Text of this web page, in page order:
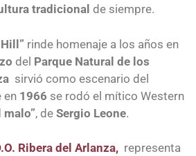
tradicional de siempre.
rinde homenaje a los años en
del Parque Natural de los
sirvió como escenario del
en 1966 se rodó el mítico Western
malo”, de Sergio Leone.
Ribera del Arlanza, representa